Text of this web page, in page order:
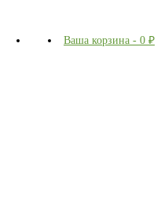
Ваша корзина - 0 ₽